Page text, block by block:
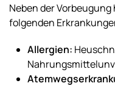
Neben der
folgenden
Allergien: